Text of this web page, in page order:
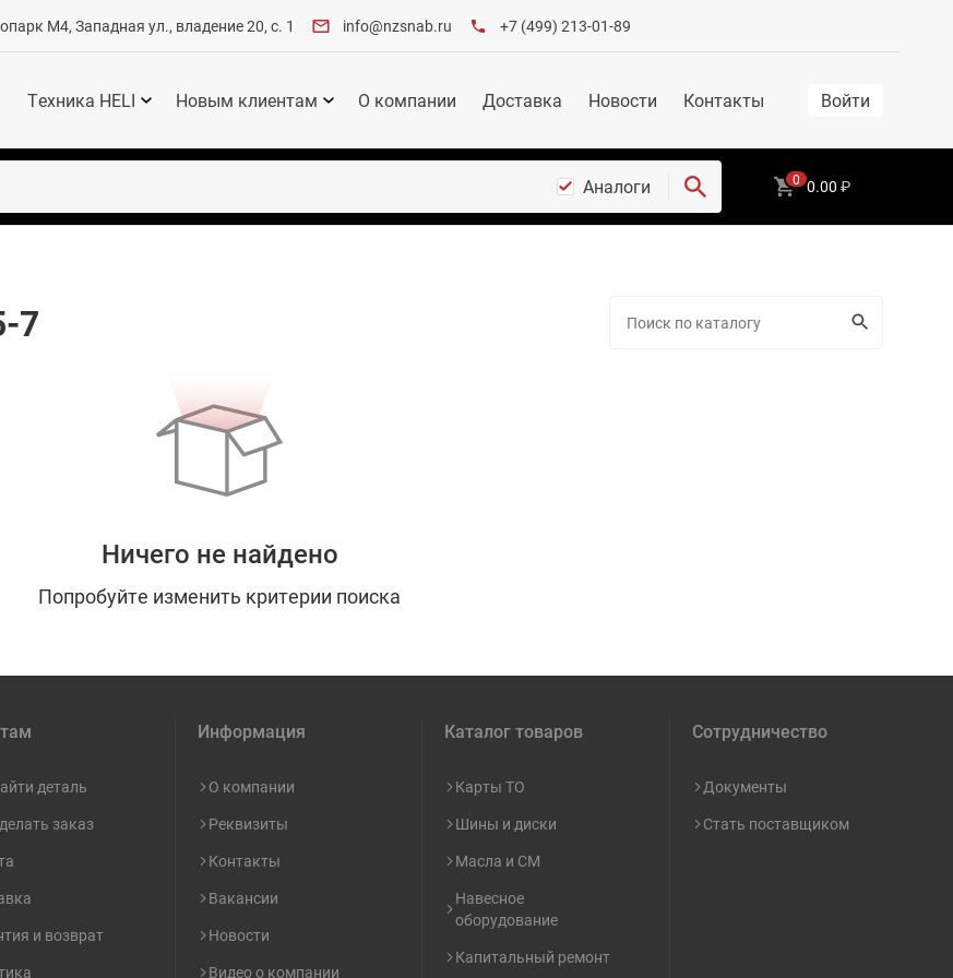
М4, Западная ул., владение 20, с. 1 info@nzsnab.ru +7 (499) 213-01-89
Техника HELI Новым клиентам О компании Доставка Новости Контакты Войти
Аналоги 0 0.00 ₽
7
Ничего не найдено
Попробуйте изменить критерии поиска
деталь
заказ
и возврат
Информация
О компании
Реквизиты
Контакты
Вакансии
Новости
Видео о компании
Каталог товаров
Карты ТО
Шины и диски
Масла и СМ
Навесное
оборудование
Капитальный ремонт
Сотрудничество
Документы
Стать поставщиком